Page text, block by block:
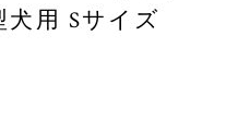
用 Sサイズ